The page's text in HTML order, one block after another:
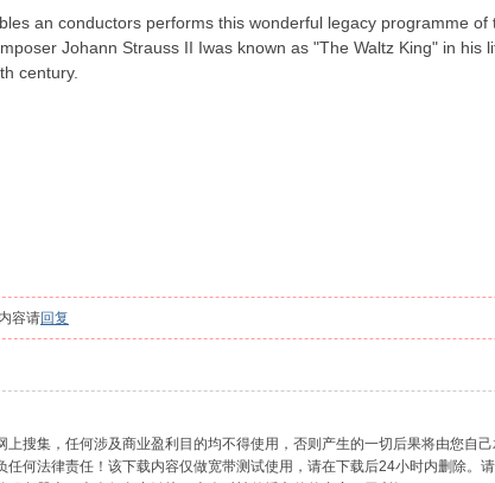
an conductors performs this wonderful legacy programme
Johann Strauss II Iwas known as "The Waltz King" in
century.
容请回复
搜集，任何涉及商业盈利目的均不得使用，否则产生的一切后果将由您自己
何法律责任！该下载内容仅做宽带测试使用，请在下载后24小时内删除。请